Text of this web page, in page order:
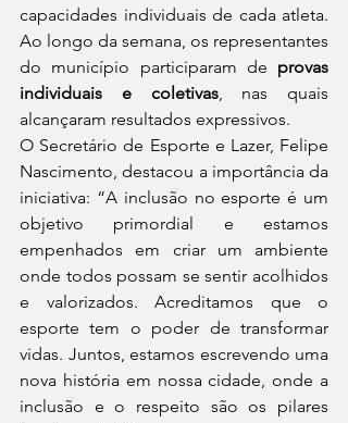
capacidades individuais de cada atleta.
Ao longo da semana, os representantes
do município participaram de provas
individuais e coletivas, nas quais
alcançaram resultados expressivos.
O Secretário de Esporte e Lazer, Felipe
Nascimento, destacou a importância da
iniciativa: “A inclusão no esporte é um
objetivo primordial e estamos
empenhados em criar um ambiente
onde todos possam se sentir acolhidos
e valorizados. Acreditamos que o
esporte tem o poder de transformar
vidas. Juntos, estamos escrevendo uma
nova história em nossa cidade, onde a
inclusão e o respeito são os pilares